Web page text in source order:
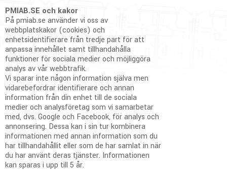
PMIAB.SE och kakor
På pmiab.se använder vi oss av
webbplatskakor (cookies) och
enhetsidentifierare från tredje part för att
anpassa innehållet samt tillhandahålla
funktioner för sociala medier och möjliggöra
analys av vår webbtrafik.
Vi sparar inte någon information själva men
vidarebefordrar identifierare och annan
information från din enhet till de sociala
medier och analysföretag som vi samarbetar
med, dvs. Google och Facebook, för analys och
annonsering. Dessa kan i sin tur kombinera
informationen med annan information som du
har tillhandahållit eller som de har samlat in när
du har använt deras tjänster. Informationen
kan sparas i upp till 5 år.